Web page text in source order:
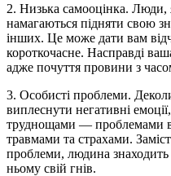
2. Низька самооцінка. Люди,
намагаються підняти свою
інших. Це може дати вам
короткочасне. Насправді
адже почуття провини з
3. Особисті проблеми.
виплеснути негативні
труднощами — проблемами
травмами та страхами.
проблеми, людина знаходить
ньому свій гнів.